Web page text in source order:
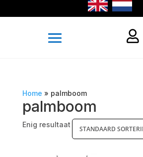

Home » palmboom
palmboom
Enig resultaat